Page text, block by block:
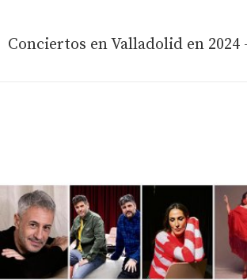
Conciertos en Valladolid en 2024